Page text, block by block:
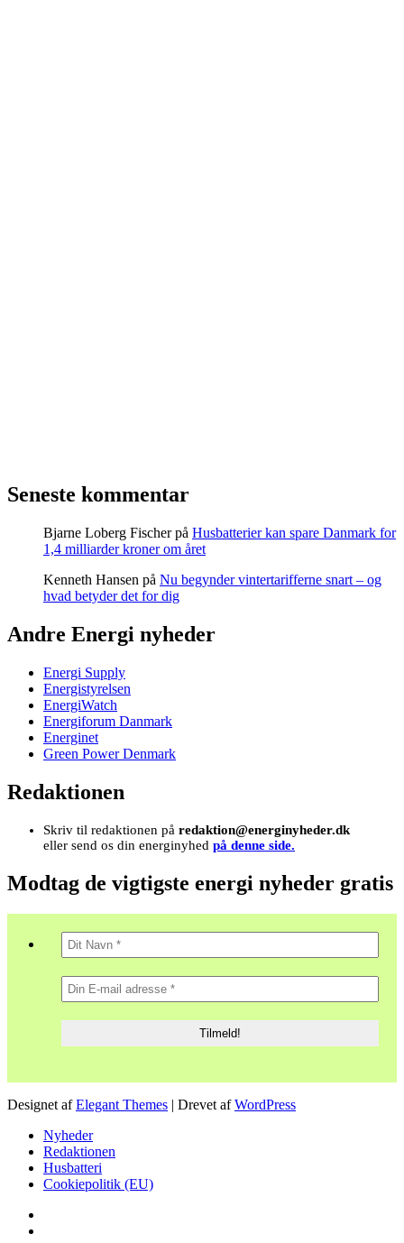
Seneste kommentar
Bjarne Loberg Fischerpå Husbatterier kan spare Danmark for
1,4 milliarder kroner om året
Kenneth Hansen på Nu begynder vintertarifferne snart – og
hvad betyder det for dig
Andre Energi nyheder
Energi Supply
Energistyrelsen
EnergiWatch
Energiforum Danmark
Energinet
Green Power Denmark
Redaktionen
Skriv til redaktionen på redaktion@energinyheder.dk
eller send os din energinyhed på denne side.
Modtag de vigtigste energi nyheder gratis
Designet afElegant Themes | Drevet afWordPress
Nyheder
Redaktionen
Husbatteri
Cookiepolitik (EU)